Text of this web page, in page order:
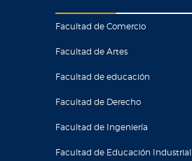
Facultad de Comercio
Facultad de Artes
Facultad de educación
Facultad de Derecho
Facultad de Ingeniería
Facultad de Educación Industrial